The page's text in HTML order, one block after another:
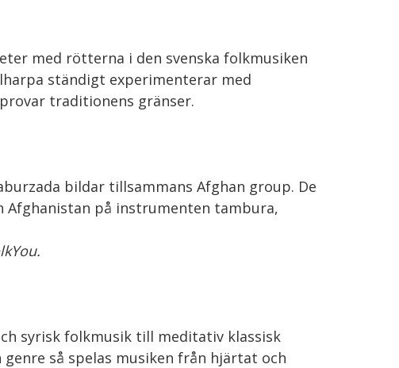
med rötterna i den svenska folkmusiken
ständigt experimenterar med
traditionens gränser.
bildar tillsammans Afghan group. De
Afghanistan på instrumenten tambura,
syrisk folkmusik till meditativ klassisk
så spelas musiken från hjärtat och